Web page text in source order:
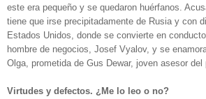
este era pequeño y se quedaron huérfanos.
tiene que irse precipitadamente de Rusia y con
Estados Unidos, donde se convierte en
hombre de negocios, Josef Vyalov, y se
Olga, prometida de Gus Dewar, joven asesor del
Virtudes y defectos. ¿Me lo leo o no?